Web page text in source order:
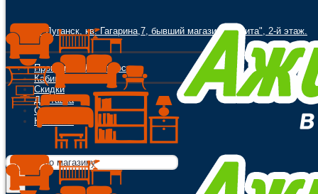
г. Луганск, кв. Гагарина,7, бывший магазин "Орбита", 2-й этаж.
Программа Лояльности
Кабинет
Скидки
Доставка
Оплата
Контакты